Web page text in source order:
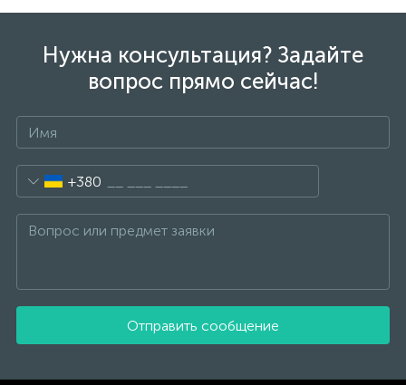
Нужна консультация? Задайте
вопрос прямо сейчас!
+380
Отправить сообщение